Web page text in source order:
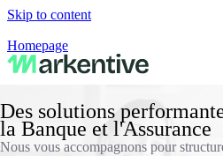
Skip to content
Homepage
Des solutions
la Banque et l'Assurance
Nous vous accompagnons pour